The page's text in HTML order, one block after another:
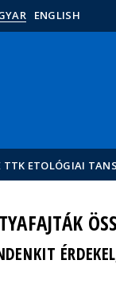
ENGLISH
TTK ETOLÓGIAI